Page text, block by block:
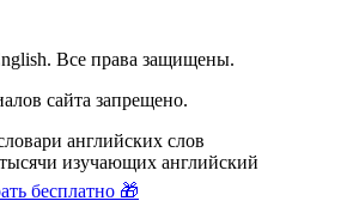
Все права защищены.
сайта запрещено.
английских слов
изучающих английский
бесплатно 🎁